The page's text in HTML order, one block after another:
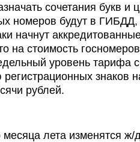
сочетания букв
номеров будут в ГИБДД,
начнут
на стоимость
уровень тарифа
регистрационных знаков
рублей.
лета изменятся